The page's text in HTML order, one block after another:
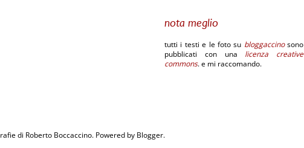
nota meglio
tutti i testi e le foto su bloggaccinosono
pubblicati con una licenza creative
commons. e mi raccomando.
di Roberto Boccaccino. Powered by Blogger.